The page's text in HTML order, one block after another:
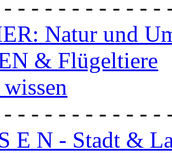
- - - - - - - - - - -
Natur und
& Flügeltiere
- - - - - - - - - - -
E N - Stadt &